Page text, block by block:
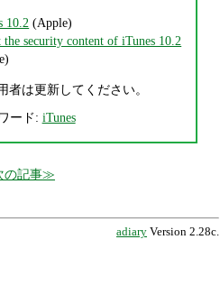
10.2 (Apple)
the security content of iTunes 10.2
者は更新してください。
ード: iTunes
の記事
adiary Version 2.28c.